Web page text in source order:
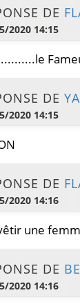
DE
2020 14:15
DE
2020 14:15
DE
2020 14:16
une
DE
2020 14:16